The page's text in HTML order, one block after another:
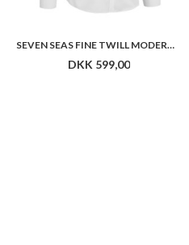
SEVEN SEAS FINE TWILL MODERN / REGULAR FIT
DKK 599,00